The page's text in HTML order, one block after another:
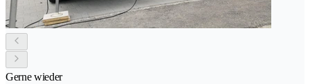
Gerne wieder